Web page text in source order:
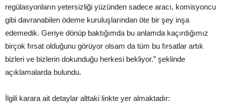
regülasyonların yetersizliği yüzünden sadece aracı, komisyoncu
gibi davranabilen ödeme kuruluşlarından öte bir şey inşa
edemedik. Geriye dönüp baktığımda bu anlamda kaçırdığımız
birçok fırsat olduğunu görüyor olsam da tüm bu fırsatlar artık
bizleri ve bizlerin dokunduğu herkesi bekliyor.” şeklinde
açıklamalarda bulundu.
İlgili karara ait detaylar alttaki linkte yer almaktadır: